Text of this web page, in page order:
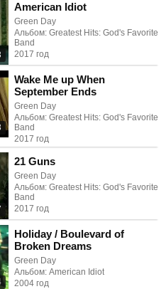
American Idiot
Green Day
Альбом: Greatest Hits: God's Favorite
Band
2017 год
Wake Me up When
September Ends
Green Day
Альбом: Greatest Hits: God's Favorite
Band
2017 год
21 Guns
Green Day
Альбом: Greatest Hits: God's Favorite
Band
2017 год
Holiday / Boulevard of
Broken Dreams
Green Day
Альбом: American Idiot
2004 год